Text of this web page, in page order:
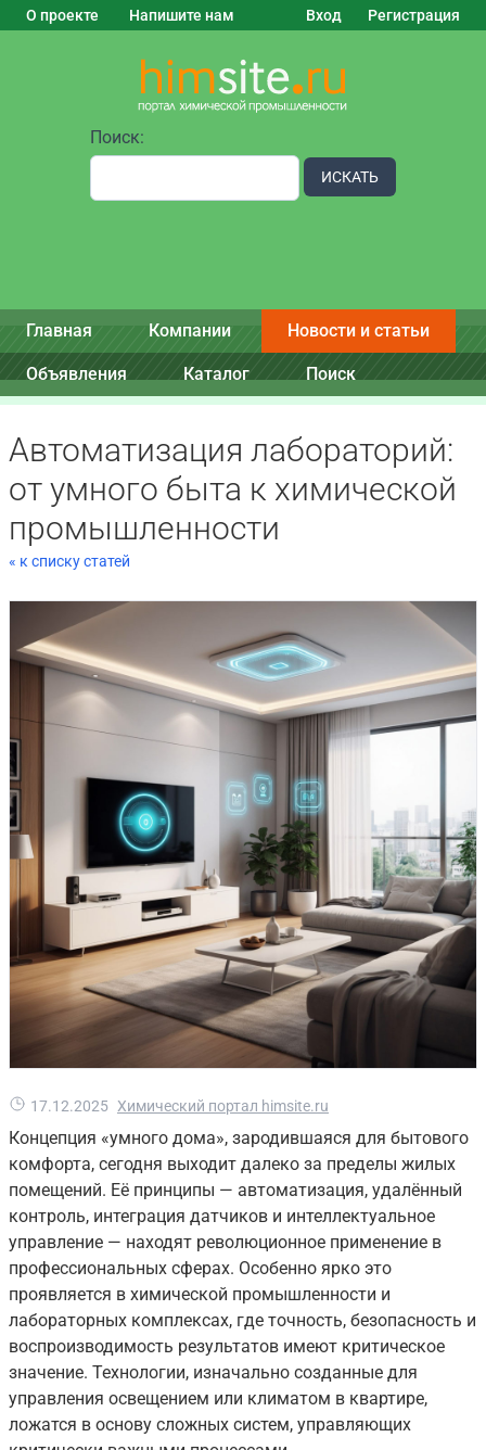
О проекте Напишите нам Вход Регистрация
Поиск:
ИСКАТЬ
Главная Компании Новости и статьи
Объявления Каталог Поиск
Автоматизация лабораторий:
от умного быта к химической
промышленности
« к списку статей
17.12.2025 Химический портал himsite.ru
Концепция «умного дома», зародившаяся для бытового
комфорта, сегодня выходит далеко за пределы жилых
помещений. Её принципы — автоматизация, удалённый
контроль, интеграция датчиков и интеллектуальное
управление — находят революционное применение в
профессиональных сферах. Особенно ярко это
проявляется в химической промышленности и
лабораторных комплексах, где точность, безопасность и
воспроизводимость результатов имеют критическое
значение. Технологии, изначально созданные для
управления освещением или климатом в квартире,
ложатся в основу сложных систем, управляющих